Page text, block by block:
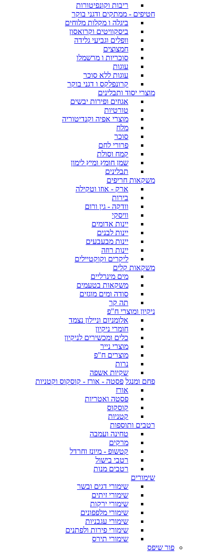
ריבות וקונפיטורות
חטיפים - ממתקים ודגני בוקר
ביגלה ו מקלות מלוחים
ביסקוויטים וקרואסון
וופלים וגביעי גלידה
חמצוצים
סוכריות ו מרשמלו
עוגות
עוגות ללא סוכר
קרונפלקס ו דגני בוקר
מוצרי יסוד ותבלינים
אגוזים ופירות יבשים
טורטיות
מוצרי אפיה וקנדיטוריה
מלח
סוכר
פרורי לחם
קמח וסולת
שמן חומץ ומיץ לימון
תבלינים
משקאות חריפים
ארק - אוזו וטקילה
בירות
וודקה - גין ורום
וויסקי
יינות אדומים
יינות לבנים
יינות מבעבעים
יינות רוזה
ליקרים וקוקטיילים
משקאות קלים
מים מינרליים
משקאות בטעמים
סודה ומים מוגזים
תה קר
ניקיון ומוצרי ח"פ
אלומניום וניילון נצמד
חומרי ניקיון
כלים ומכשירים לניקיון
מוצרי נייר
מוצרים ח"פ
נרות
שקיות אשפה
פחם ומנגל פסטה - אורז - קוסקוס וקטניות
אורז
פסטה ואטריות
קוסקוס
קטניות
רטבים ותוספות
טחינה ועמבה
מרקים
קטשופ - מיונז וחרדל
רטבי בישול
רטבים מנות
שימורים
שימורי דגים ובשר
שימורי זיתים
שימורי ירקות
שימורי מלפפונים
שימורי עגבניות
שימורי פירות ולפתנים
שימורי תירס
פור שיפס